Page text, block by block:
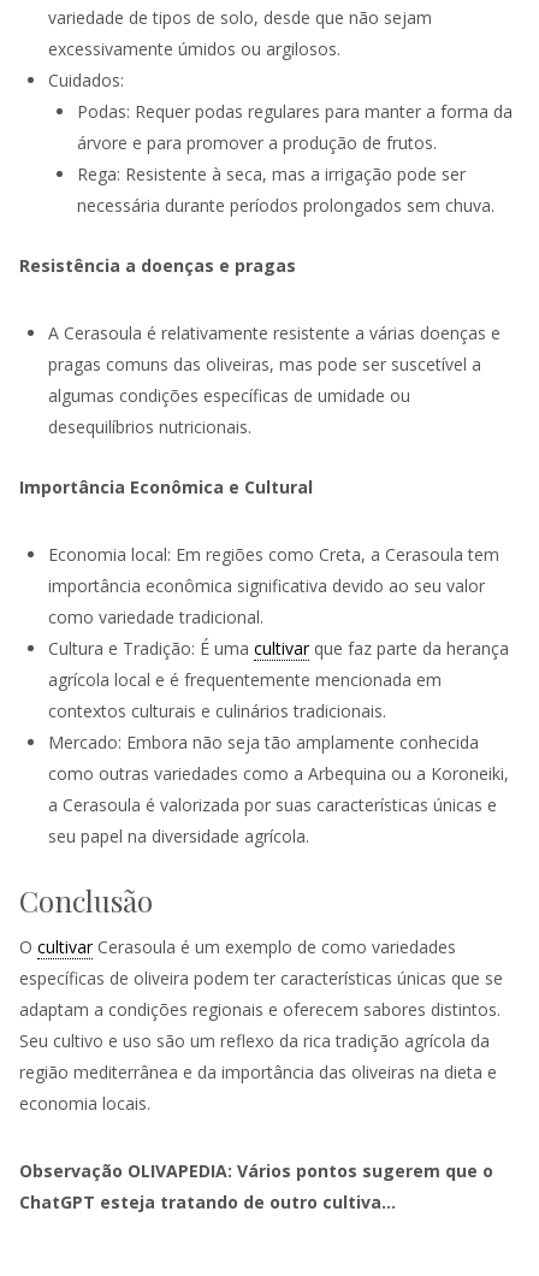
variedade de tipos de solo, desde que não sejam
excessivamente úmidos ou argilosos.
Cuidados:
Podas: Requer podas regulares para manter a forma da
árvore e para promover a produção de frutos.
Rega: Resistente à seca, mas a irrigação pode ser
necessária durante períodos prolongados sem chuva.
Resistência a doenças e pragas
A Cerasoula é relativamente resistente a várias doenças e
pragas comuns das oliveiras, mas pode ser suscetível a
algumas condições específicas de umidade ou
desequilíbrios nutricionais.
Importância Econômica e Cultural
Economia local: Em regiões como Creta, a Cerasoula tem
importância econômica significativa devido ao seu valor
como variedade tradicional.
Cultura e Tradição: É uma cultivarque faz parte da herança
agrícola local e é frequentemente mencionada em
contextos culturais e culinários tradicionais.
Mercado: Embora não seja tão amplamente conhecida
como outras variedades como a Arbequina ou a Koroneiki,
a Cerasoula é valorizada por suas características únicas e
seu papel na diversidade agrícola.
Conclusão
O cultivarCerasoula é um exemplo de como variedades
específicas de oliveira podem ter características únicas que se
adaptam a condições regionais e oferecem sabores distintos.
Seu cultivo e uso são um reflexo da rica tradição agrícola da
região mediterrânea e da importância das oliveiras na dieta e
economia locais.
Observação OLIVAPEDIA: Vários pontos sugerem que o
ChatGPT esteja tratando de outro cultiva…